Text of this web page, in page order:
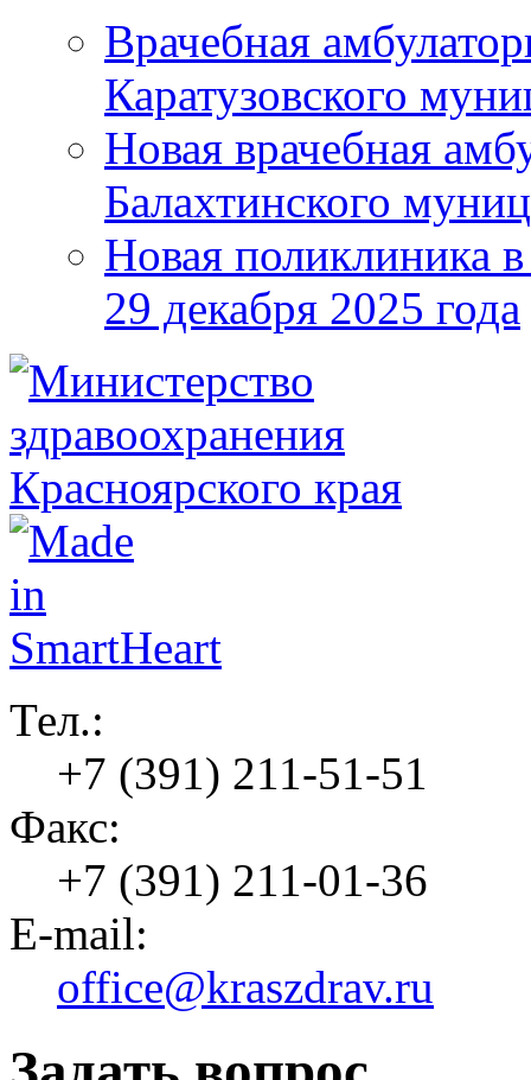
Врачебная
Каратузовского
Новая врачебная
Балахтинского
Новая поликлиника
29 декабря 2025 года
Тел.:
+7 (391) 211-51-51
Факс:
+7 (391) 211-01-36
E-mail:
office@kraszdrav.ru